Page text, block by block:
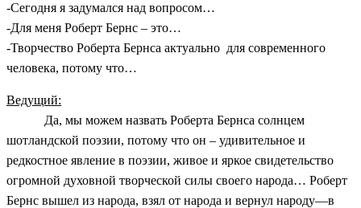
-Сегодня я задумался над вопросом…
-Для меня Роберт Бернс – это…
-Творчество Роберта Бернса актуально для современного
человека, потому что…
Ведущий:
Да, мы можем назвать Роберта Бернса солнцем
шотландской поэзии, потому что он – удивительное и
редкостное явление в поэзии, живое и яркое свидетельство
огромной духовной творческой силы своего народа… Роберт
Бернс вышел из народа, взял от народа и вернул народу—в